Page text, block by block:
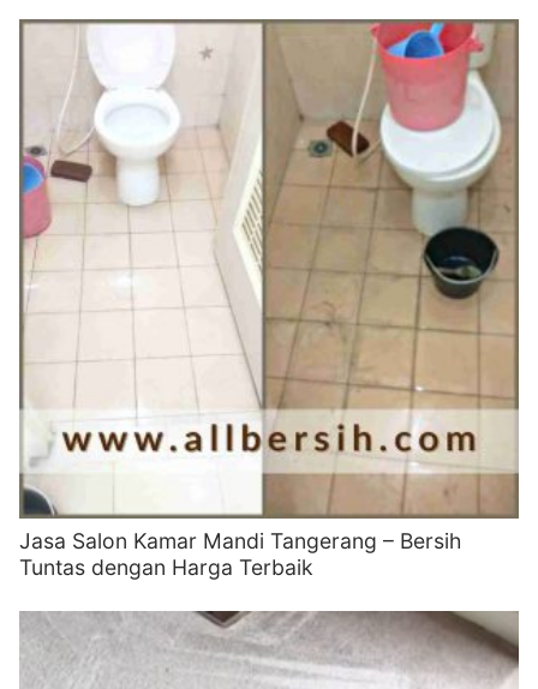
Jasa Salon Kamar Mandi Tangerang – Bersih
Tuntas dengan Harga Terbaik